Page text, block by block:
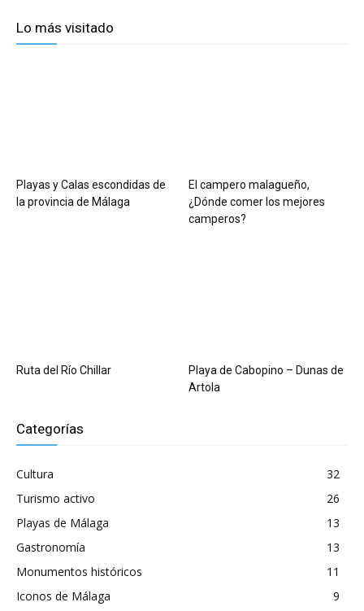
Lo más visitado
Playas y Calas escondidas de
la provincia de Málaga
El campero malagueño,
¿Dónde comer los mejores
camperos?
Ruta del Río Chillar
Playa de Cabopino – Dunas de
Artola
Categorías
Cultura
32
Turismo activo
26
Playas de Málaga
13
Gastronomía
13
Monumentos históricos
11
Iconos de Málaga
9